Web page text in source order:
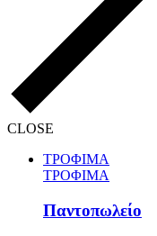
CLOSE
ΤΡΟΦΙΜΑ
ΤΡΟΦΙΜΑ
Παντοπωλείο